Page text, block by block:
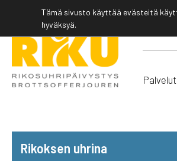
Palvelut
Rikoksen uhrina
Tämä sivusto käyttää evästeitä
hyväksyä.